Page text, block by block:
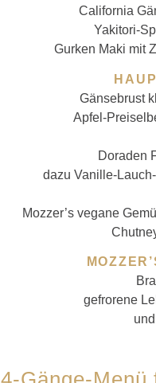
California
Yakitori-
Gurken Maki mit
Gänsebrust
Apfel-
Doraden
dazu Vanille-
Mozzer’s vegane
gefrorene